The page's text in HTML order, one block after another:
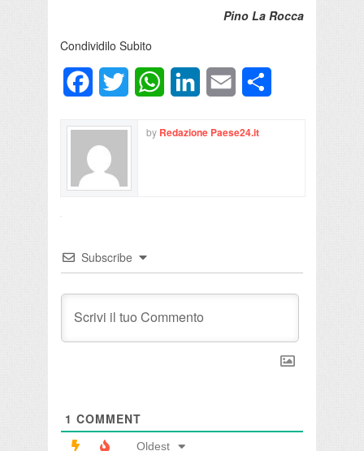
Pino La Rocca
Condividilo Subito
FacebookTwitter WhatsAppLinkedInEmail
by Redazione Paese24.it
Subscribe
1 COMMENT
Oldest